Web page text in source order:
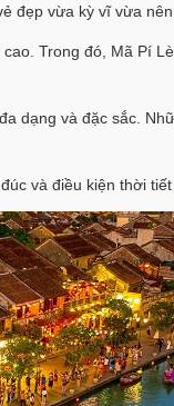
đẹp vừa kỳ vĩ vừa
Trong đó, Mã Pí
dạng và đặc sắc.
và điều kiện thời